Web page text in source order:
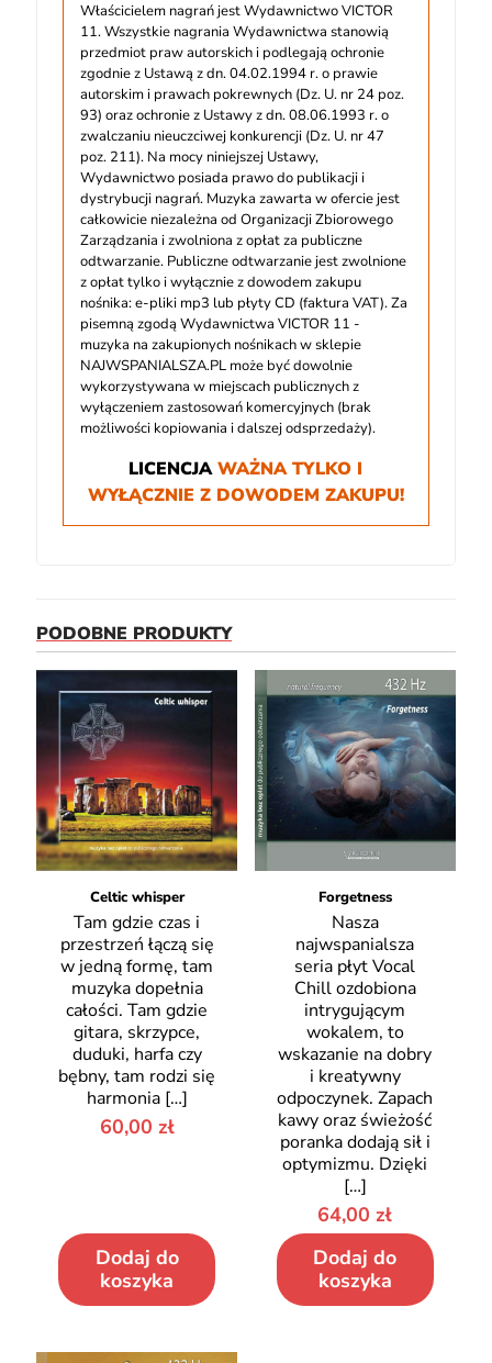
Właścicielem nagrań jest Wydawnictwo VICTOR
11. Wszystkie nagrania Wydawnictwa stanowią
przedmiot praw autorskich i podlegają ochronie
zgodnie z Ustawą z dn. 04.02.1994 r. o prawie
autorskim i prawach pokrewnych (Dz. U. nr 24 poz.
93) oraz ochronie z Ustawy z dn. 08.06.1993 r. o
zwalczaniu nieuczciwej konkurencji (Dz. U. nr 47
poz. 211). Na mocy niniejszej Ustawy,
Wydawnictwo posiada prawo do publikacji i
dystrybucji nagrań. Muzyka zawarta w ofercie jest
całkowicie niezależna od Organizacji Zbiorowego
Zarządzania i zwolniona z opłat za publiczne
odtwarzanie. Publiczne odtwarzanie jest zwolnione
z opłat tylko i wyłącznie z dowodem zakupu
nośnika: e-pliki mp3 lub płyty CD (faktura VAT). Za
pisemną zgodą Wydawnictwa VICTOR 11 -
muzyka na zakupionych nośnikach w sklepie
NAJWSPANIALSZA.PL może być dowolnie
wykorzystywana w miejscach publicznych z
wyłączeniem zastosowań komercyjnych (brak
możliwości kopiowania i dalszej odsprzedaży).
LICENCJA WAŻNA TYLKO I
WYŁĄCZNIE Z DOWODEM ZAKUPU!
PODOBNE PRODUKTY
Celtic whisper
Tam gdzie czas i
przestrzeń łączą się
w jedną formę, tam
muzyka dopełnia
całości. Tam gdzie
gitara, skrzypce,
duduki, harfa czy
bębny, tam rodzi się
harmonia[…]
60,00 zł
Dodaj do
koszyka
Forgetness
Nasza
najwspanialsza
seria płyt Vocal
Chill ozdobiona
intrygującym
wokalem, to
wskazanie na dobry
i kreatywny
odpoczynek. Zapach
kawy oraz świeżość
poranka dodają sił i
optymizmu. Dzięki
[…]
64,00zł
Dodaj do
koszyka